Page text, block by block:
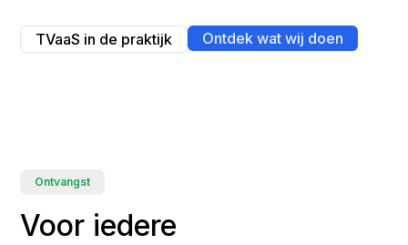
TVaaS in de praktijk Ontdek wat wij doen
Ontvangst
Voor iedere